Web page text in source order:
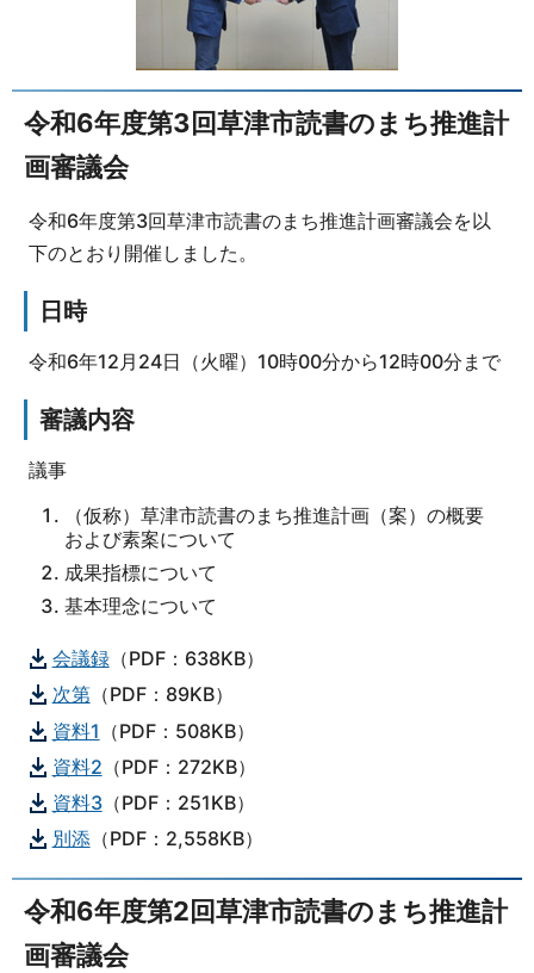
令和6年度第3回草津市読書のまち推進計
画審議会
令和6年度第3回草津市読書のまち推進計画審議会を以
下のとおり開催しました。
日時
令和6年12月24日（火曜）10時00分から12時00分まで
審議内容
議事
（仮称）草津市読書のまち推進計画（案）の概要
および素案について
成果指標について
基本理念について
会議録（PDF：638KB）
次第（PDF：89KB）
資料1 （PDF：508KB）
資料2 （PDF：272KB）
資料3（PDF：251KB）
別添（PDF：2,558KB）
令和6年度第2回草津市読書のまち推進計
画審議会